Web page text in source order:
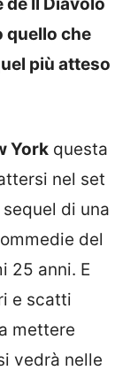
quello che
più atteso
York questa
nel set
sequel di una
del
25 anni. E
e scatti
mettere
vedrà nelle